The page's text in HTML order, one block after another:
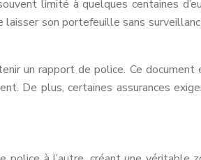
limité à quelques centaines
son portefeuille sans
un rapport de police. Ce
De plus, certaines assurances